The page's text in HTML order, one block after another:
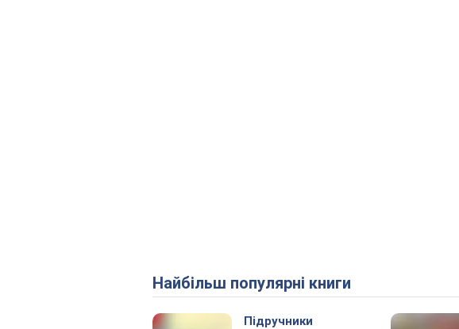
Найбільш популярні книги
Підручники